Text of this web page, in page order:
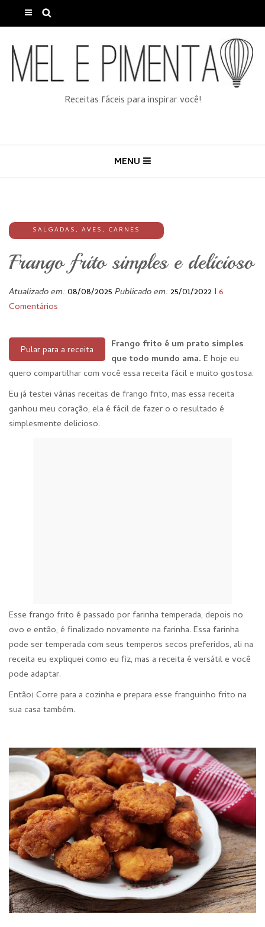
Receitas fáceis para inspirar você!
MENU
SALGADAS, AVES, CARNES
Frango frito simples e delicioso
Atualizado em:08/08/2025 Publicado em:25/01/2022 I 6
Comentários
Pular para a receita
Frango frito é um prato simples
que todo mundo ama. E hoje eu
quero compartilhar com você essa receita fácil e muito gostosa.
Eu já testei várias receitas de frango frito, mas essa receita
ganhou meu coração, ela é fácil de fazer o o resultado é
simplesmente delicioso.
Esse frango frito é passado por farinha temperada, depois no
ovo e então, é finalizado novamente na farinha. Essa farinha
pode ser temperada com seus temperos secos preferidos, ali na
receita eu expliquei como eu fiz, mas a receita é versátil e você
pode adaptar.
Então! Corre para a cozinha e prepara esse franguinho frito na
sua casa também.